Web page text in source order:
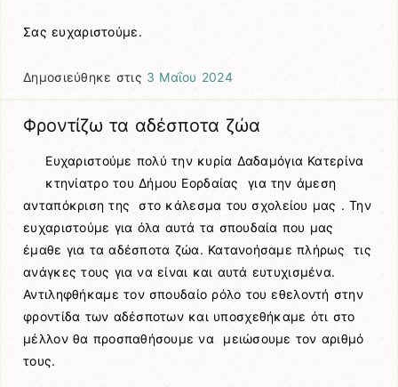
Σας ευχαριστούμε.
Δημοσιεύθηκε στις 3 Μαΐου 2024
Φροντίζω τα αδέσποτα ζώα
Ευχαριστούμε πολύ την κυρία Δαδαμόγια Κατερίνα
κτηνίατρο του Δήμου Εορδαίας για την άμεση
ανταπόκριση της στο κάλεσμα του σχολείου μας . Την
ευχαριστούμε για όλα αυτά τα σπουδαία που μας
έμαθε για τα αδέσποτα ζώα. Κατανοήσαμε πλήρως τις
ανάγκες τους για να είναι και αυτά ευτυχισμένα.
Αντιληφθήκαμε τον σπουδαίο ρόλο του εθελοντή στην
φροντίδα των αδέσποτων και υποσχεθήκαμε ότι στο
μέλλον θα προσπαθήσουμε να μειώσουμε τον αριθμό
τους.